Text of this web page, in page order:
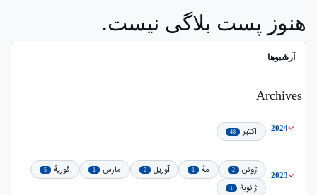
هنوز پست بلاگی نیست.
آرشیوها
Archives
2024 اکتبر 48
2023 ژوئن 2 مهٔ 1 آوریل 2 مارس 1 فوریهٔ 5
ژانویهٔ 1